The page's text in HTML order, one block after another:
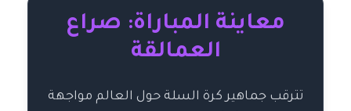
معاينة المباراة: صراع
العمالقة
تترقب جماهير كرة السلة حول العالم مواجهة